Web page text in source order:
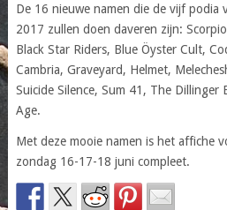
De 16 nieuwe namen die de vijf podia
2017 zullen doen daveren zijn:
Black Star Riders, Blue Öyster Cult,
Cambria, Graveyard, Helmet,
Suicide Silence, Sum 41, The Dillinger
Age.
Met deze mooie namen is het affiche
zondag 16-17-18 juni compleet.